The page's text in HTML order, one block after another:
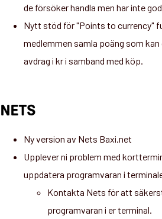
de försöker handla men har inte
Nytt stöd för "Points to currency"
medlemmen samla poäng som
avdrag i kr i samband med köp.
NETS
Ny version av Nets Baxi.net
Upplever ni problem med
uppdatera programvaran i
Kontakta Nets för att
programvaran i er terminal.